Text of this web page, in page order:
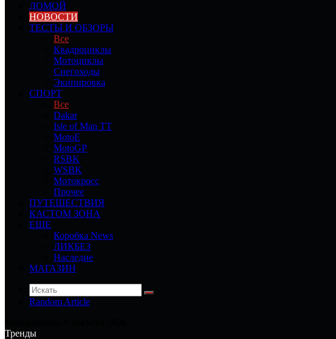
ДОМОЙ
НОВОСТИ
ТЕСТЫ И ОБЗОРЫ
Все
Квадроциклы
Мотоциклы
Снегоходы
Экипировка
СПОРТ
Все
Dakar
Isle of Man TT
MotoE
MotoGP
RSBK
WSBK
Мотокросс
Прочее
ПУТЕШЕСТВИЯ
КАСТОМ ЗОНА
ЕЩЕ
Коробка News
ЛИКБЕЗ
Наследие
МАГАЗИН
Random Article
Тренды